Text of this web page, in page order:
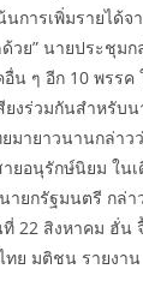
นการเพิ่มรายไ
ย” นายประชุม
น ๆ อีก 10 พรร
งร่วมกันสำหรั
มายาวนานกล่า
อนุรักษ์นิยม ใน
ายกรัฐมนตรี กล่
22 สิงหาคม ฮั่
ทย มติชน รายงาน